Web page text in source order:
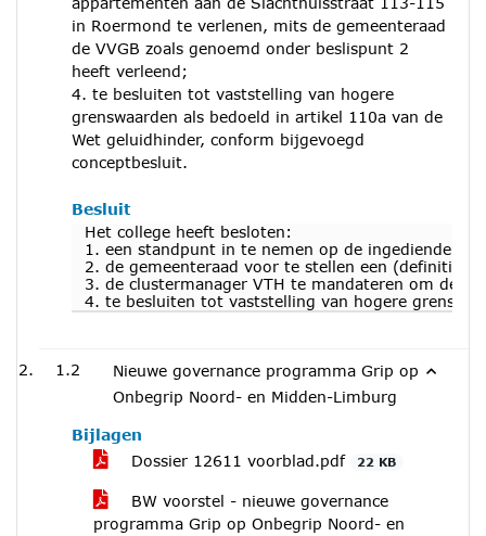
in Roermond te verlenen, mits de gemeenteraad
de VVGB zoals genoemd onder beslispunt 2
heeft verleend;
4. te besluiten tot vaststelling van hogere
grenswaarden als bedoeld in artikel 110a van de
Wet geluidhinder, conform bijgevoegd
conceptbesluit.
Besluit
Het college heeft besloten:
1. een standpunt in te nemen op de ingediende
2. de gemeenteraad voor te stellen een
3. de clustermanager VTH te mandateren om de
4. te besluiten tot vaststelling van hogere
1.2
Nieuwe governance programma Grip op
Onbegrip Noord- en Midden-Limburg
Bijlagen
Dossier 12611 voorblad.pdf
22 KB
BW voorstel - nieuwe governance
programma Grip op Onbegrip Noord- en